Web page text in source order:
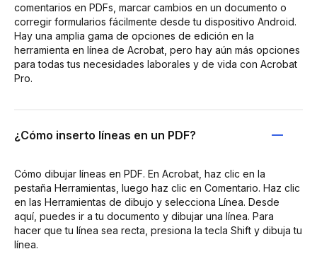
comentarios en PDFs, marcar cambios en un documento o
corregir formularios fácilmente desde tu dispositivo Android.
Hay una amplia gama de opciones de edición en la
herramienta en línea de Acrobat, pero hay aún más opciones
para todas tus necesidades laborales y de vida con Acrobat
Pro.
¿Cómo inserto líneas en un PDF?
Cómo dibujar líneas en PDF. En Acrobat, haz clic en la
pestaña Herramientas, luego haz clic en Comentario. Haz clic
en las Herramientas de dibujo y selecciona Línea. Desde
aquí, puedes ir a tu documento y dibujar una línea. Para
hacer que tu línea sea recta, presiona la tecla Shift y dibuja tu
línea.